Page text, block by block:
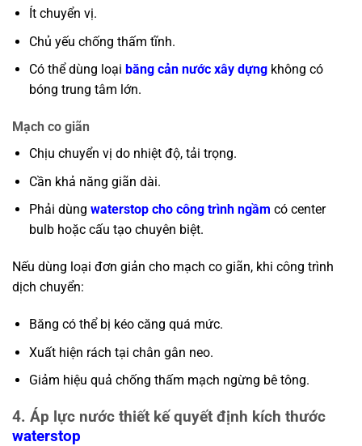
Ít chuyển vị.
Chủ yếu chống thấm tĩnh.
Có thể dùng loại băng cản nước xây dựngkhông có
bóng trung tâm lớn.
Mạch co giãn
Chịu chuyển vị do nhiệt độ, tải trọng.
Cần khả năng giãn dài.
Phải dùng waterstop cho công trình ngầm có center
bulb hoặc cấu tạo chuyên biệt.
Nếu dùng loại đơn giản cho mạch co giãn, khi công trình
dịch chuyển:
Băng có thể bị kéo căng quá mức.
Xuất hiện rách tại chân gân neo.
Giảm hiệu quả chống thấm mạch ngừng bê tông.
4. Áp lực nước thiết kế quyết định kích thước
waterstop